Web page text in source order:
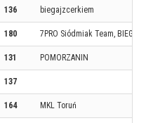
136 biegajzcerkiem
180 7PRO Siódmiak Team, BIEGAJ
131 POMORZANIN
137
164 MKL Toruń